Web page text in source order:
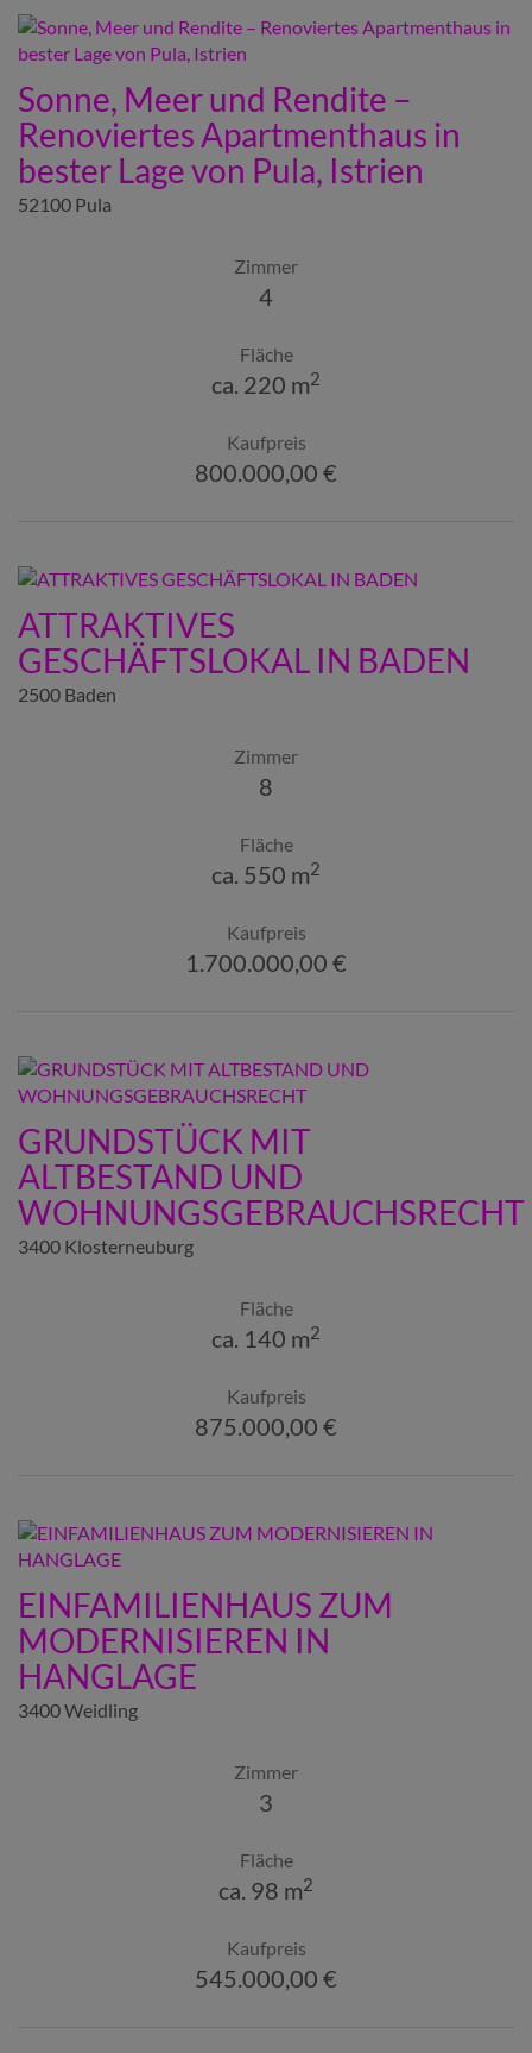
Sonne, Meer und Rendite –
Renoviertes Apartmenthaus in
bester Lage von Pula, Istrien
52100 Pula
Zimmer
4
Fläche
ca. 220 m2
Kaufpreis
800.000,00 €
ATTRAKTIVES
GESCHÄFTSLOKAL IN BADEN
2500 Baden
Zimmer
8
Fläche
ca. 550 m2
Kaufpreis
1.700.000,00 €
GRUNDSTÜCK MIT
ALTBESTAND UND
WOHNUNGSGEBRAUCHSRECHT
3400 Klosterneuburg
Fläche
ca. 140 m2
Kaufpreis
875.000,00 €
EINFAMILIENHAUS ZUM
MODERNISIEREN IN
HANGLAGE
3400 Weidling
Zimmer
3
Fläche
ca. 98 m2
Kaufpreis
545.000,00 €